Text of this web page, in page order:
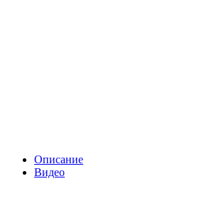
Описание
Видео